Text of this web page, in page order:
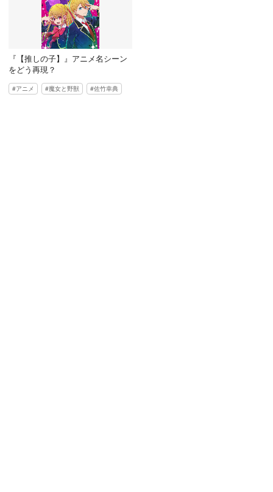
『【推しの子】』アニメ名シーン
をどう再現？
アニメ 魔女と野獣 佐竹幸典